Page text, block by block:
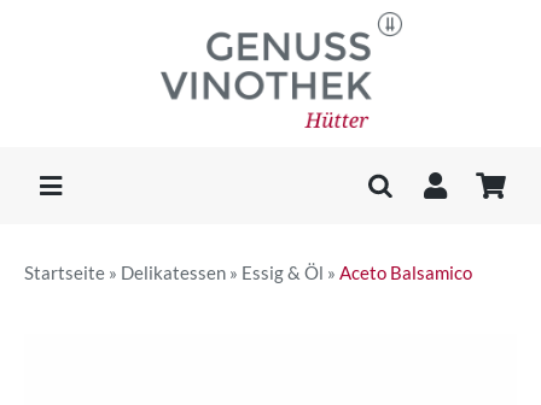
Toggle
WEIN & MEHR
Startseite» Delikatessen» Essig & Öl » Aceto Balsamico